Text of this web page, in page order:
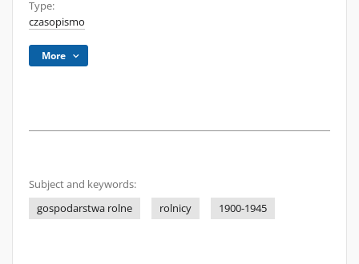
Type:
czasopismo
More
Subject and keywords:
gospodarstwa rolne
rolnicy 1900-1945